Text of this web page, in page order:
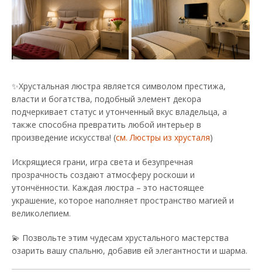
✨Хрустальная люстра является символом престижа,
власти и богатства, подобный элемент декора
подчеркивает статус и утонченный вкус владельца, а
также способна превратить любой интерьер в
произведение искусства! (см. Люстры из хрусталя)
Искрящиеся грани, игра света и безупречная
прозрачность создают атмосферу роскоши и
утончённости. Каждая люстра – это настоящее
украшение, которое наполняет пространство магией и
великолепием.
💫 Позвольте этим чудесам хрустального мастерства
озарить вашу спальню, добавив ей элегантности и шарма.